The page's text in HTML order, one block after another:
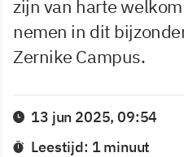
zijn van harte
nemen in dit
Zernike Campus.
13 jun 2025, 09:54
Leestijd: 1 minuut